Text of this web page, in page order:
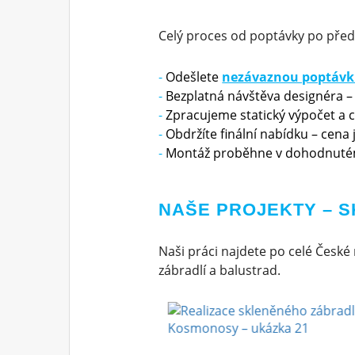
Celý proces od poptávky po
Odešlete nezávaznou
Bezplatná návštěva designéra
Zpracujeme statický výpočet a
Obdržíte finální nabídku – cena
Montáž proběhne v
NAŠE PROJEKTY –
Naši práci najdete po celé
zábradlí a balustrad.